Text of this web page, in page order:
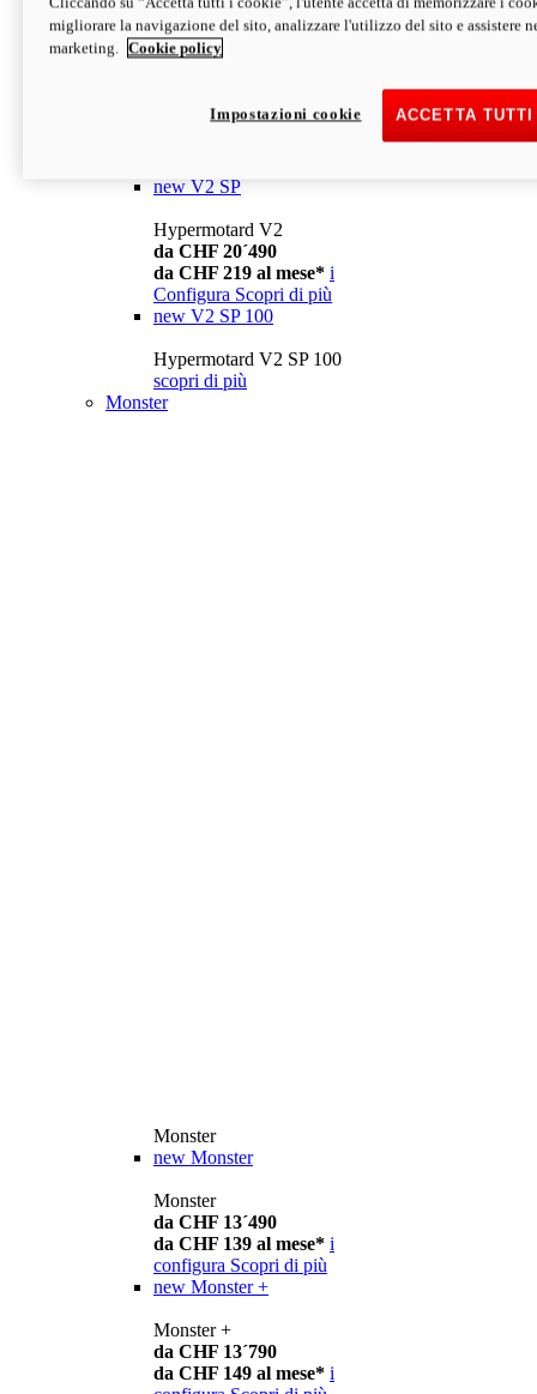
da CHF 13´990
Configura Scopri di più
newV2
da CHF 15´990
new V2 SP
Hypermotard V2
da CHF 20´490
da CHF 219 al mese* i
Configura Scopri di più
new V2 SP 100
Hypermotard V2 SP 100
scopri di più
Monster
Monster
new Monster
Monster
da CHF 13´490
da CHF 139 al mese* i
configura Scopri di più
new Monster +
Monster +
da CHF 13´790
da CHF 149 al mese* i
migliorare la navigazione del sito, analizzare l'utilizzo del sito e assistere
marketing.
Cookie policy
ACCETTA
Impostazioni cookie